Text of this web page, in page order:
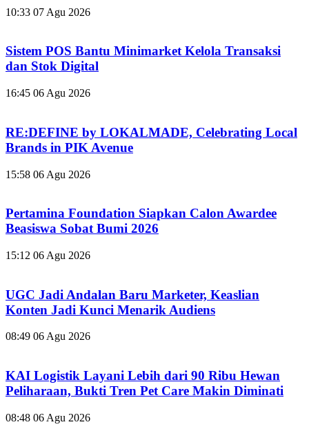
10:33 07 Agu 2026
Sistem POS Bantu Minimarket Kelola Transaksi
dan Stok Digital
16:45 06 Agu 2026
RE:DEFINE by LOKALMADE, Celebrating Local
Brands in PIK Avenue
15:58 06 Agu 2026
Pertamina Foundation Siapkan Calon Awardee
Beasiswa Sobat Bumi 2026
15:12 06 Agu 2026
UGC Jadi Andalan Baru Marketer, Keaslian
Konten Jadi Kunci Menarik Audiens
08:49 06 Agu 2026
KAI Logistik Layani Lebih dari 90 Ribu Hewan
Peliharaan, Bukti Tren Pet Care Makin Diminati
08:48 06 Agu 2026